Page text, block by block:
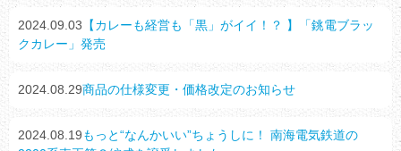
2024.09.03 【カレーも経営も「黒」がイイ！？ 】「銚電ブラッ
クカレー」発売
2024.08.29商品の仕様変更・価格改定のお知らせ
2024.08.19もっと“なんかいい”ちょうしに！ 南海電気鉄道の